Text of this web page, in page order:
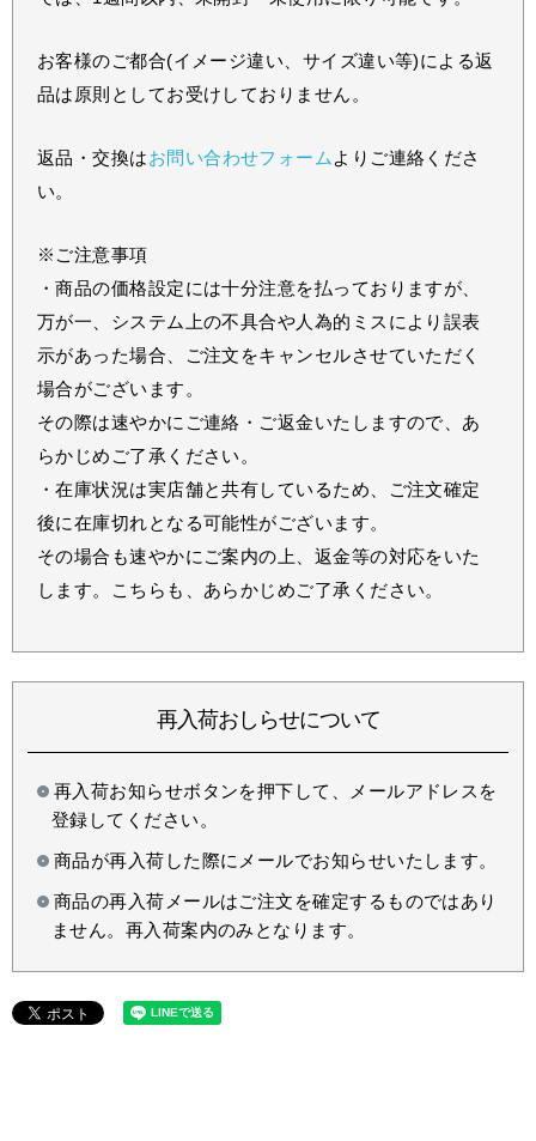
お客様のご都合(イメージ違い、サイズ違い等)による返
品は原則としてお受けしておりません。
返品・交換はお問い合わせフォーム よりご連絡くださ
い。
※ご注意事項
・商品の価格設定には十分注意を払っておりますが、
万が一、システム上の不具合や人為的ミスにより誤表
示があった場合、ご注文をキャンセルさせていただく
場合がございます。
その際は速やかにご連絡・ご返金いたしますので、あ
らかじめご了承ください。
・在庫状況は実店舗と共有しているため、ご注文確定
後に在庫切れとなる可能性がございます。
その場合も速やかにご案内の上、返金等の対応をいた
します。こちらも、あらかじめご了承ください。
再入荷おしらせについて
再入荷お知らせボタンを押下して、メールアドレスを
登録してください。
商品が再入荷した際にメールでお知らせいたします。
商品の再入荷メールはご注文を確定するものではあり
ません。再入荷案内のみとなります。